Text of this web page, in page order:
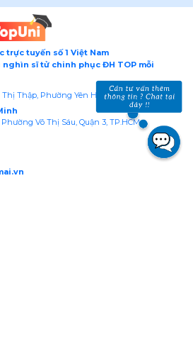
trực tuyến số 1 Việt Nam
sĩ tử chinh phục ĐH TOP mỗi
Phường Võ Thị Sáu, Quận 3, TP.HCM
Thập, Phường Yên Hòa, Hà Nội